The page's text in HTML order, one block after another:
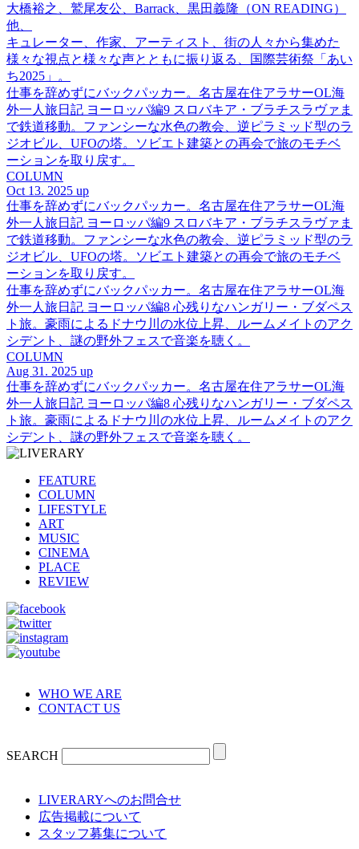
大橋裕之、鷲尾友公、Barrack、黒田義隆（ON READING）
他、
キュレーター、作家、アーティスト、街の人々から集めた
様々な視点と様々な声とともに振り返る、国際芸術祭「あい
ち2025」。
仕事を辞めずにバックパッカー。名古屋在住アラサーOL海
外一人旅日記 ヨーロッパ編9 スロバキア・ブラチスラヴァま
で鉄道移動。ファンシーな水色の教会、逆ピラミッド型のラ
ジオビル、UFOの塔。ソビエト建築との再会で旅のモチベ
ーションを取り戻す。
COLUMN
Oct 13. 2025 up
仕事を辞めずにバックパッカー。名古屋在住アラサーOL海
外一人旅日記 ヨーロッパ編9 スロバキア・ブラチスラヴァま
で鉄道移動。ファンシーな水色の教会、逆ピラミッド型のラ
ジオビル、UFOの塔。ソビエト建築との再会で旅のモチベ
ーションを取り戻す。
仕事を辞めずにバックパッカー。名古屋在住アラサーOL海
外一人旅日記 ヨーロッパ編8 心残りなハンガリー・ブダペス
ト旅。豪雨によるドナウ川の水位上昇、ルームメイトのアク
シデント、謎の野外フェスで音楽を聴く。
COLUMN
Aug 31. 2025 up
仕事を辞めずにバックパッカー。名古屋在住アラサーOL海
外一人旅日記 ヨーロッパ編8 心残りなハンガリー・ブダペス
ト旅。豪雨によるドナウ川の水位上昇、ルームメイトのアク
シデント、謎の野外フェスで音楽を聴く。
FEATURE
COLUMN
LIFESTYLE
ART
MUSIC
CINEMA
PLACE
REVIEW
WHO WE ARE
CONTACT US
SEARCH
LIVERARYへのお問合せ
広告掲載について
スタッフ募集について